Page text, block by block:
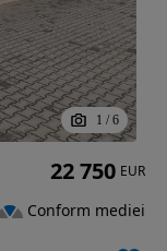
1 / 6
22 750 EUR
Conform mediei